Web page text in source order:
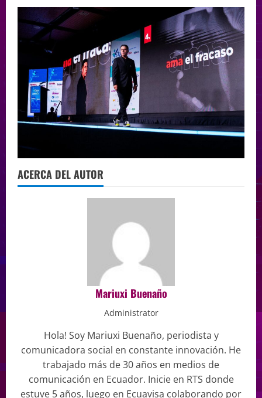
ACERCA DEL AUTOR
Mariuxi Buenaño
Administrator
Hola! Soy Mariuxi Buenaño, periodista y
comunicadora social en constante innovación. He
trabajado más de 30 años en medios de
comunicación en Ecuador. Inicie en RTS donde
estuve 5 años, luego en Ecuavisa colaborando por